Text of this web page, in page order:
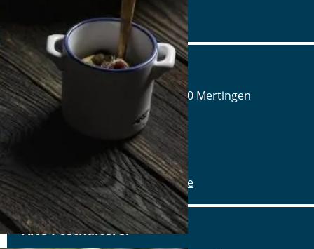
www.airbraeu.de
Alte Brauerei Mertingen
Hilaria-Lechner-Straße 21, 86690 Mertingen
Tel.: Tel.: 09078-912320
www.alte-brauerei-mertingen.de
Alte Posthalterei